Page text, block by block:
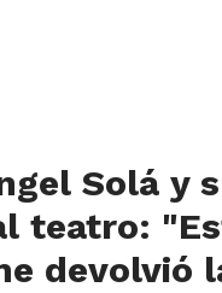
Solá y
teatro:
devolvió